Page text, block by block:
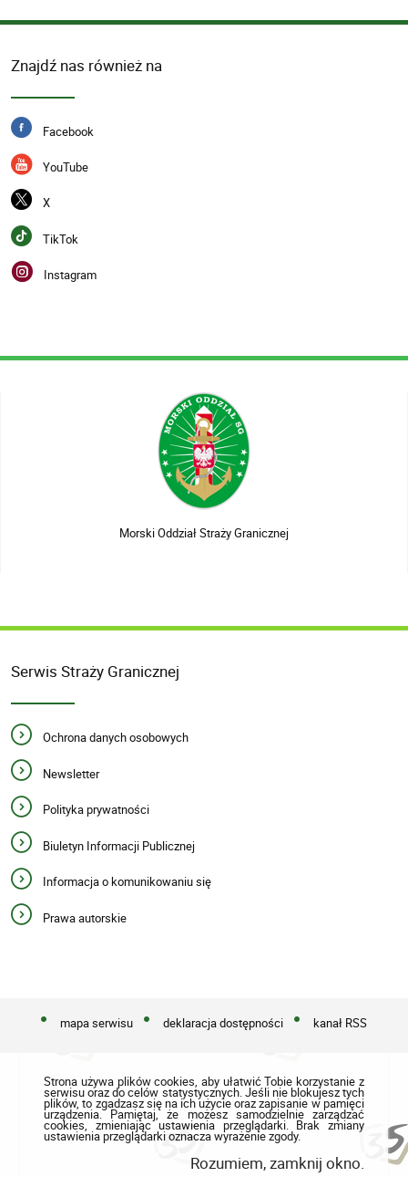
Znajdź nas również na
Facebook
YouTube
X
TikTok
Instagram
Morski Oddział Straży Granicznej
Serwis Straży Granicznej
Ochrona danych osobowych
Newsletter
Polityka prywatności
Biuletyn Informacji Publicznej
Informacja o komunikowaniu się
Prawa autorskie
mapa serwisu deklaracja dostępności kanał RSS
Strona używa plików cookies, aby ułatwić Tobie korzystanie z
serwisu oraz do celów statystycznych. Jeśli nie blokujesz tych
plików, to zgadzasz się na ich użycie oraz zapisanie w pamięci
urządzenia. Pamiętaj, że możesz samodzielnie zarządzać
cookies, zmieniając ustawienia przeglądarki. Brak zmiany
ustawienia przeglądarki oznacza wyrażenie zgody.
Rozumiem, zamknij okno.